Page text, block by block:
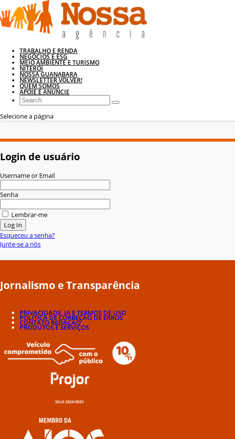
TRABALHO E RENDA
NEGÓCIOS E ESG
MEIO AMBIENTE E TURISMO
NITERÓI
NOSSA GUANABARA
NEWSLETTER VOLVER!
QUEM SOMOS
APOIE E ANUNCIE
Selecione a página
Login de usuário
Username or Email
Senha
Lembrar-me
Esqueceu a senha?
Junte-se a nós
Jornalismo e Transparência
PRIVACIDADE, IA E TERMOS DE USO
POLÍTICA DE CORREÇÃO DE ERROS
CONTATO REDAÇÃO
PRODUTOS E SERVIÇOS